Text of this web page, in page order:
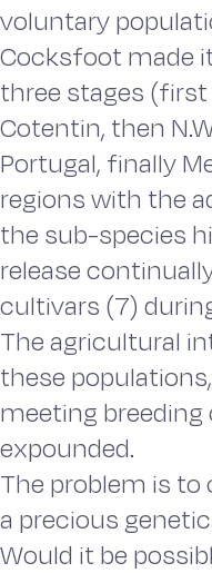
voluntary
Cocksfoot made
three stages
Cotentin, then
Portugal, finally
regions with the
the sub-species
release
cultivars (7)
The agricultural
these
meeting breeding
expounded.
The problem is to
a precious
Would it be